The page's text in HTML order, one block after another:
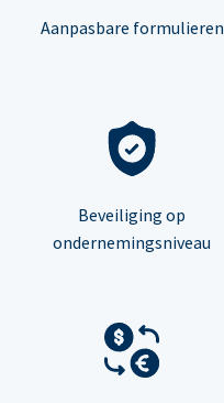
Aanpasbare formulieren
Beveiliging op
ondernemingsniveau